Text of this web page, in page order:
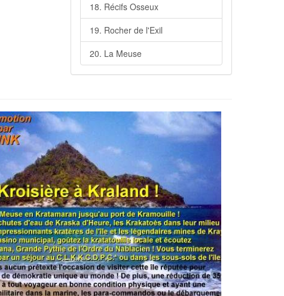
18. Récifs Osseux
19. Rocher de l'Exil
20. La Meuse